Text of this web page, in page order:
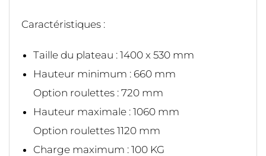
Caractéristiques :
Taille du plateau : 1400 x 530 mm
Hauteur minimum : 660 mm
Option roulettes : 720 mm
Hauteur maximale : 1060 mm
Option roulettes 1120 mm
Charge maximum : 100 KG